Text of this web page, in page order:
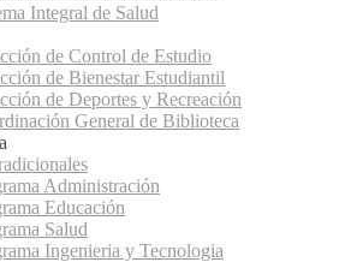
Integral de Salud
de Control de Estudio
de Bienestar Estudiantil
de Deportes y Recreación
General de Biblioteca
Administración
Educación
Salud
Ingenieria y Tecnologia